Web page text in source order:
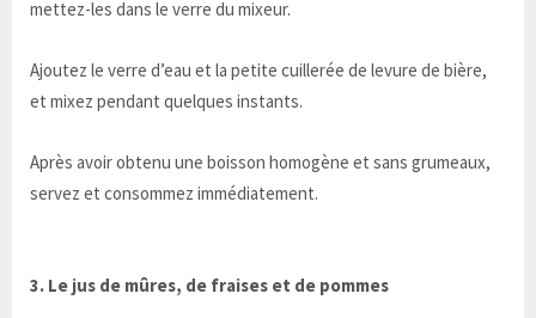
mettez-les dans le verre du mixeur.
Ajoutez le verre d’eau et la petite cuillerée de levure de bière,
et mixez pendant quelques instants.
Après avoir obtenu une boisson homogène et sans grumeaux,
servez et consommez immédiatement.
3. Le jus de mûres, de fraises et de pommes